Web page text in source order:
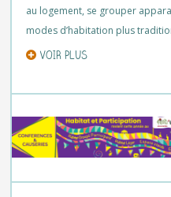
au logement, se grouper
modes d’habitation plus
VOIR PLUS